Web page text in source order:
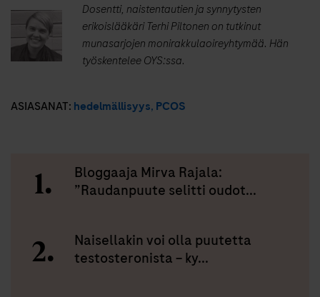
Dosentti, naistentautien ja synnytysten
erikoislääkäri Terhi Piltonen on tutkinut
munasarjojen monirakkulaoireyhtymää. Hän
työskentelee OYS:ssa.
ASIASANAT: hedelmällisyys, PCOS
Bloggaaja Mirva Rajala:
”Raudanpuute selitti oudot...
Naisellakin voi olla puutetta
testosteronista – ky...